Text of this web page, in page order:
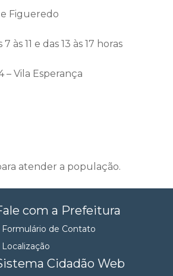
Figueredo
às 11 e das 13 às 17 horas
– Vila Esperança
atender a população.
com a Prefeitura
Formulário de Contato
Localização
Cidadão Web